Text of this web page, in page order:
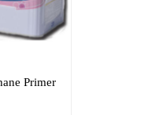
Primer